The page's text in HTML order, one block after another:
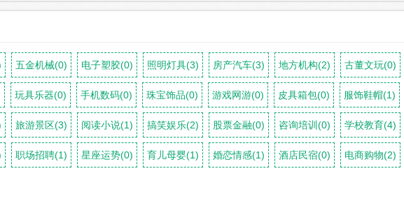
五金机械(0) 电子塑胶(0) 照明灯具(3) 房产汽车(3) 地方机构(2) 古董文玩(0)
玩具乐器(0) 手机数码(0) 珠宝饰品(0) 游戏网游(0) 皮具箱包(0) 服饰鞋帽(1)
旅游景区(3) 阅读小说(1) 搞笑娱乐(2) 股票金融(0) 咨询培训(0) 学校教育(4)
职场招聘(1) 星座运势(0) 育儿母婴(1) 婚恋情感(1) 酒店民宿(0) 电商购物(2)